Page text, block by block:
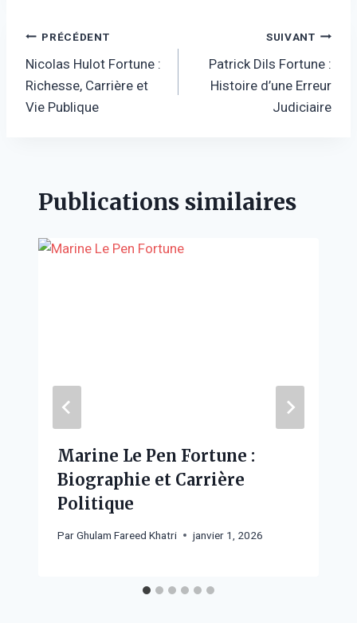
Navigation
de
l’article
PRÉCÉDENT
Nicolas Hulot Fortune :
Richesse, Carrière et
Vie Publique
SUIVANT
Patrick Dils Fortune :
Histoire d’une Erreur
Judiciaire
Publications similaires
Marine Le Pen Fortune :
Biographie et Carrière
Politique
ParGhulam Fareed Khatri janvier 1, 2026